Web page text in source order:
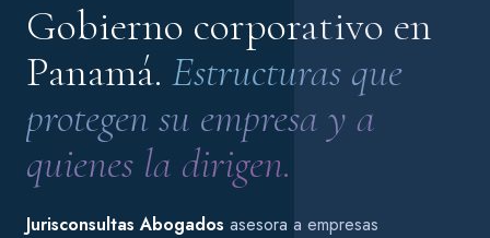
Gobierno corporativo en
Panamá. Estructuras que
protegen su empresa y a
quienes la dirigen.
Jurisconsultas Abogados asesora a empresas